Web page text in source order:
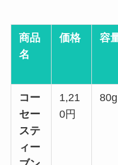
商品
名
価格 容
コー
セー
ステ
ィー
1,21
0円
80g